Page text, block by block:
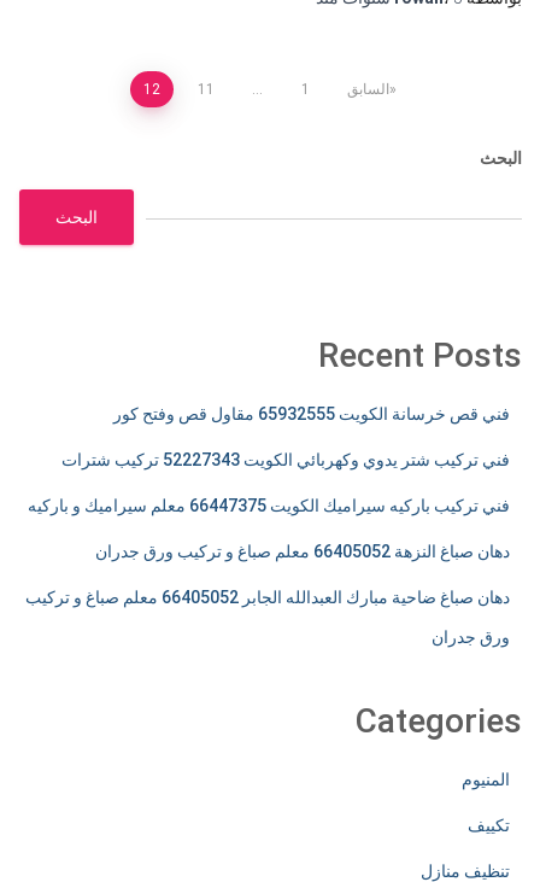
صفحات
السابق 1
11
12
البحث
البحث
Recent Posts
فني قص خرسانة الكويت 65932555 مقاول قص وفتح كور
فني تركيب شتر يدوي وكهربائي الكويت 52227343 تركيب شترات
فني تركيب باركيه سيراميك الكويت 66447375 معلم سيراميك و باركيه
دهان صباغ النزهة 66405052 معلم صباغ و تركيب ورق جدران
دهان صباغ ضاحية مبارك العبدالله الجابر 66405052 معلم صباغ و تركيب
ورق جدران
Categories
المنيوم
تكييف
تنظيف منازل